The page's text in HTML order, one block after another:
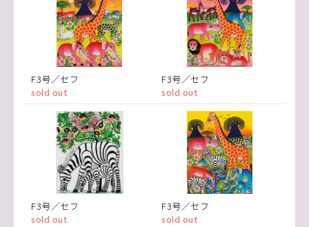
F3号／セフ
sold out
F3号／セフ
sold out
F3号／セフ
sold out
F3号／セフ
sold out